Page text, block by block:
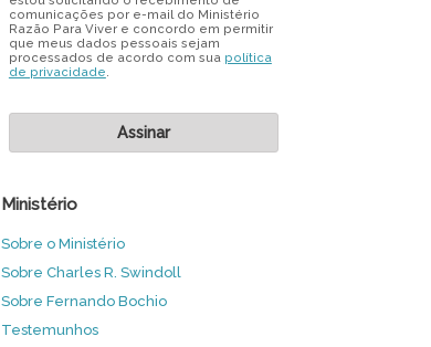
comunicações por e-mail do Ministério
Razão Para Viver e concordo em permitir
que meus dados pessoais sejam
processados de acordo com sua política
de privacidade
Ministério
Sobre o Ministério
Sobre Charles R. Swindoll
Sobre Fernando Bochio
Testemunhos